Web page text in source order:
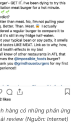
hàng có những phản ứng
review (Nguồn: Internet)